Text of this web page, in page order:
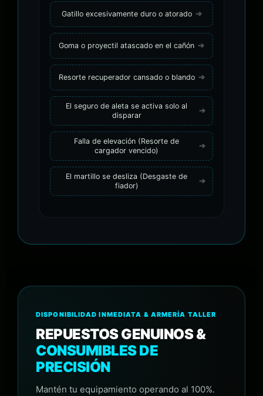
Gatillo excesivamente duro o atorado
Goma o proyectil atascado en el cañón
Resorte recuperador cansado o blando
El seguro de aleta se activa solo al
disparar
Falla de elevación (Resorte de
cargador vencido)
El martillo se desliza (Desgaste de
fiador)
DISPONIBILIDAD INMEDIATA & ARMERÍA TALLER
REPUESTOS GENUINOS &
CONSUMIBLES DE
PRECISIÓN
Mantén tu equipamiento operando al 100%.